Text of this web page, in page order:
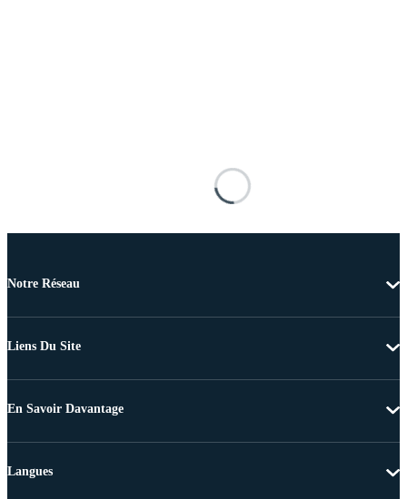
Notre Réseau
Liens Du Site
En Savoir Davantage
Langues